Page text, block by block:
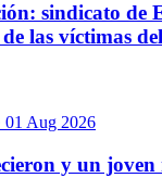
sindicato de
las víctimas
01 Aug 2026
y un joven